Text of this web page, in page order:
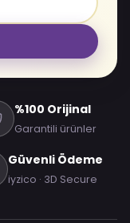
%100 Orijinal
Garantili ürünler
Güvenli Ödeme
iyzico · 3D Secure